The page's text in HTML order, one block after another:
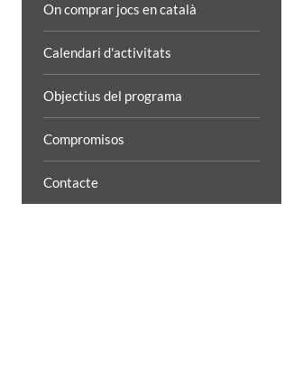
On comprar jocs en català
Calendari d'activitats
Objectius del programa
Compromisos
Contacte